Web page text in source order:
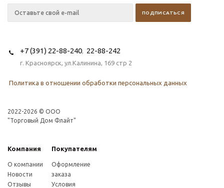
+7 (391) 22-88-240, 22-88-242
г. Красноярск, ул.Калинина, 169 стр 2
Политика в отношении обработки персональных данных
2022-2026 © OOO
"Торговый Дом Флайт"
Компания Покупателям
О компании
Новости
Отзывы
Оформление
заказа
Условия